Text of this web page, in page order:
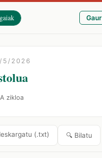
Gaur
5/2026
A zikloa
(.txt) 🔍 Bilatu